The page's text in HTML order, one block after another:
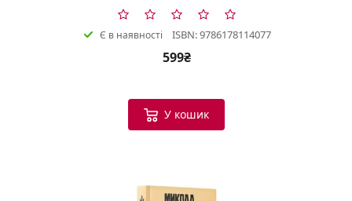
Є в наявності ISBN: 9786178114077
599₴
У кошик